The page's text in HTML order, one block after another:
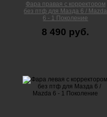
Фара правая с корректором
без птф для Мазда 6 / Mazda
6 - 1 Поколение
8 490 руб.